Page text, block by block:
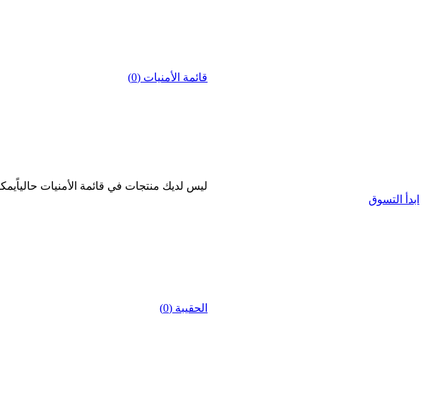
قائمة الأمنيات (0)
ليس لديك منتجات في قائمة الأمنيات حالياً
ابدأ التسوق
الحقيبة (0)